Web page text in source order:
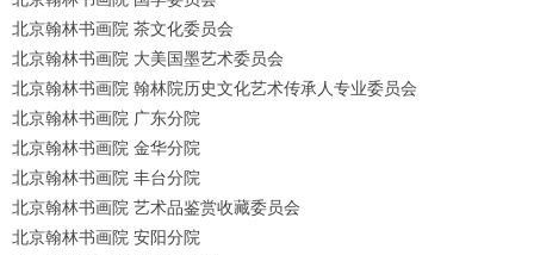
北京翰林书画院 茶文化委员会
北京翰林书画院 大美国墨艺术委员会
北京翰林书画院 翰林院历史文化艺术传承人专业委员会
北京翰林书画院 广东分院
北京翰林书画院 金华分院
北京翰林书画院 丰台分院
北京翰林书画院 艺术品鉴赏收藏委员会
北京翰林书画院 安阳分院